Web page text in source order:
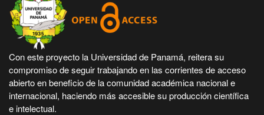
Con este proyecto la Universidad de Panamá, reitera su
compromiso de seguir trabajando en las corrientes de acceso
abierto en beneficio de la comunidad académica nacional e
internacional, haciendo más accesible su producción científica
e intelectual.